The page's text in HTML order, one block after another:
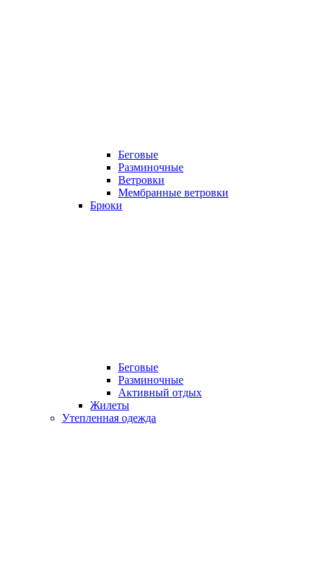
Беговые
Разминочные
Ветровки
Мембранные ветровки
Брюки
Беговые
Разминочные
Активный отдых
Жилеты
Утепленная одежда